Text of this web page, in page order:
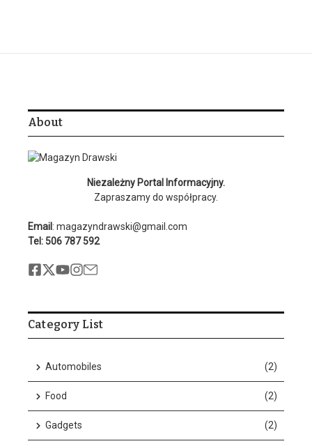
About
Niezależny Portal Informacyjny.
Zapraszamy do współpracy.
Email : magazyndrawski@gmail.com
Tel: 506 787 592
Category List
Automobiles (2)
Food (2)
Gadgets (2)